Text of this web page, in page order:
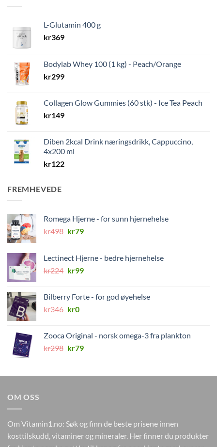
L-Glutamin 400 g
kr369
Bodylab Whey 100 (1 kg) - Peach/Orange
kr299
Collagen Glow Gummies (60 stk) - Ice Tea Peach
kr149
Diben 2kcal Drink næringsdrikk, Cappuccino,
4x200 ml
kr122
FREMHEVEDE
Romega Hjerne - for sunn hjernehelse
kr498 Opprinnelig
kr498.
kr79Nåværende
kr79.
Lectinect Hjerne - bedre hjernehelse
kr224 Opprinnelig
kr224.
kr99Nåværende
kr99.
Bilberry Forte - for god øyehelse
kr346 Opprinnelig
kr346.
kr0Nåværende
kr0.
Zooca Original - norsk omega-3 fra plankton
kr298 Opprinnelig
kr298.
kr79Nåværende
kr79.
OM OSS
Om Vitamin1.no: Søk og finn de beste prisene innen
kosttilskudd, vitaminer og mineraler. Her finner du produkter